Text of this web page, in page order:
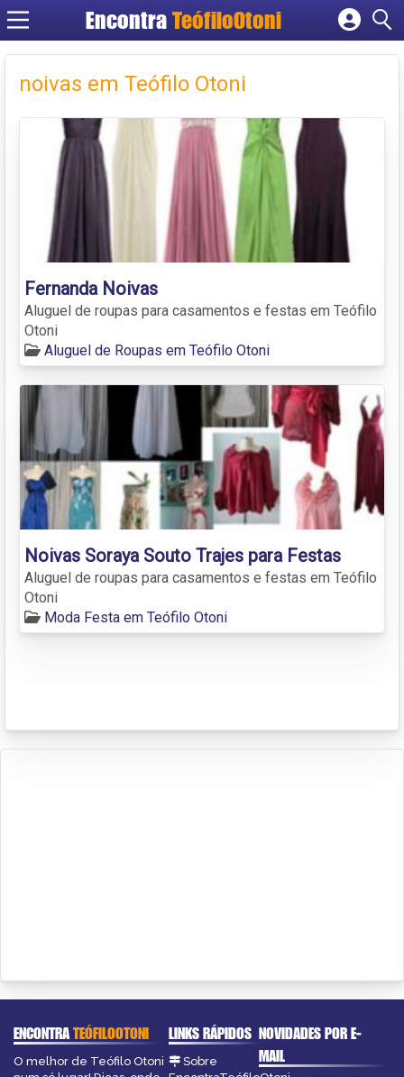
Encontra TeófiloOtoni
Cadastrar empresa
Criar conta
noivas em Teófilo Otoni
Fernanda Noivas
Aluguel de roupas para casamentos e festas em Teófilo
Otoni
Aluguel de Roupas em Teófilo Otoni
Noivas Soraya Souto Trajes para Festas
Aluguel de roupas para casamentos e festas em Teófilo
Otoni
Moda Festa em Teófilo Otoni
ENCONTRATEÓFILOOTONI
O melhor de Teófilo Otoni
LINKS RÁPIDOS
Sobre
NOVIDADES POR E-
MAIL